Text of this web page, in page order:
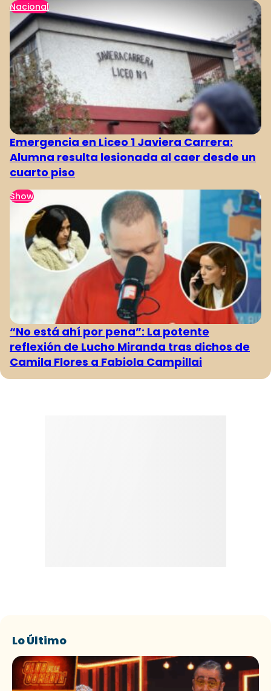
Nacional
Emergencia en Liceo 1 Javiera Carrera:
Alumna resulta lesionada al caer desde un
cuarto piso
Show
“No está ahí por pena”: La potente
reflexión de Lucho Miranda tras dichos de
Camila Flores a Fabiola Campillai
Lo Último